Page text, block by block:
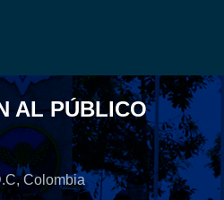
AL PÚBLICO
Colombia